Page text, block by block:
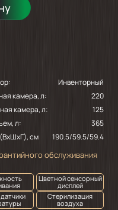
Инвенторный
камера, л:
220
камера, л:
125
л:
365
см
190.5/59.5/59.4
обслуживания
Цветной сенсорный
дисплей
Стерилизация
воздуха